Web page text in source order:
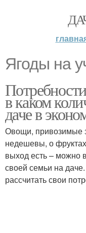
Ягоды на
в каком
даче в
Овощи, привозимые
недешевы, о
выход есть – можно
своей семьи на
рассчитать свои